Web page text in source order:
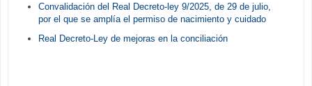
Convalidación del Real Decreto-ley 9/2025, de 29 de julio,
por el que se amplía el permiso de nacimiento y cuidado
Real Decreto-Ley de mejoras en la conciliación